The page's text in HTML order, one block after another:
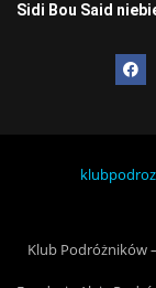
Sidi Bou Said
Klub Podróżników